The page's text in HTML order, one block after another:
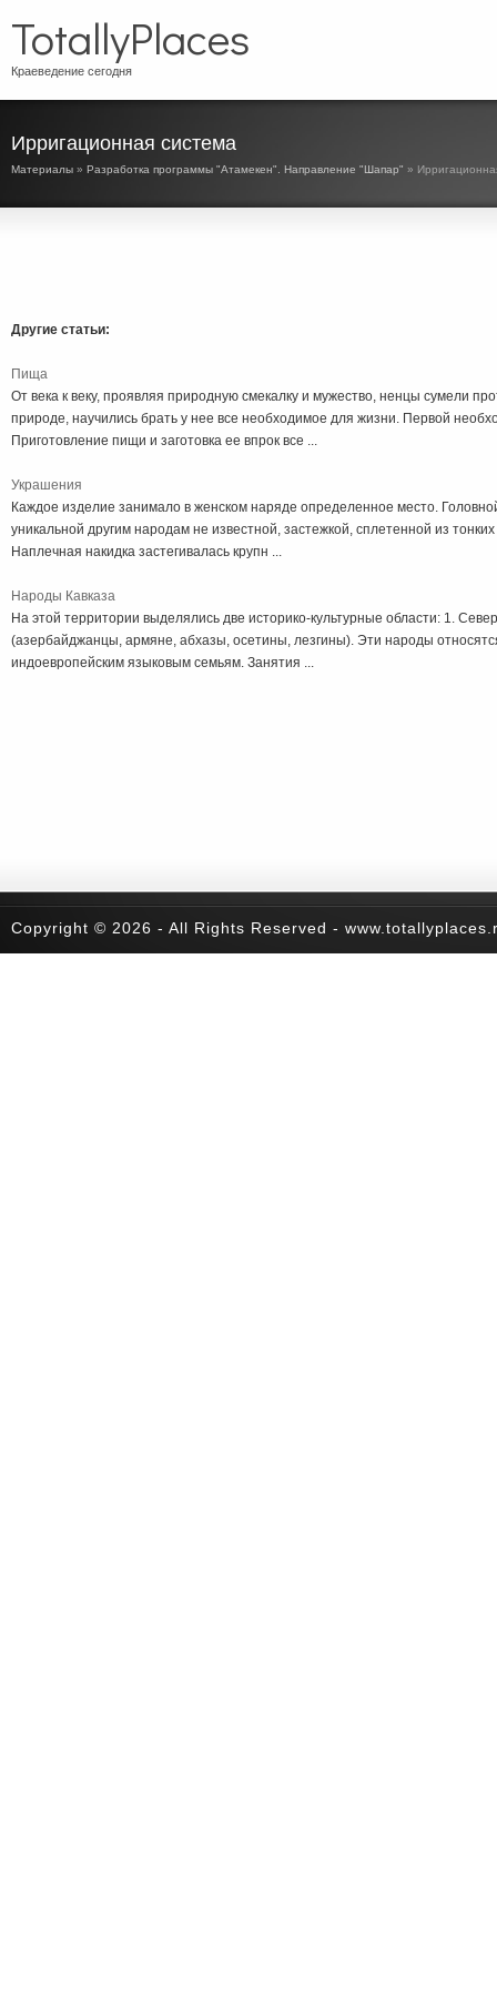
TotallyPlaces
Краеведение сегодня
Ирригационная система
Материалы » Разработка программы "Атамекен". Направление "Шапар" »
Другие статьи:
Пища
От века к веку, проявляя природную смекалку и мужество, ненцы сумели
природе, научились брать у нее все необходимое для жизни. Первой
Приготовление пищи и заготовка ее впрок все ...
Украшения
Каждое изделие занимало в женском наряде определенное место.
уникальной другим народам не известной, застежкой, сплетенной из
Наплечная накидка застегивалась крупн ...
Народы Кавказа
На этой территории выделялись две историко-культурные области: 1.
(азербайджанцы, армяне, абхазы, осетины, лезгины). Эти народы
индоевропейским языковым семьям. Занятия ...
Copyright © 2026 - All Rights Reserved -